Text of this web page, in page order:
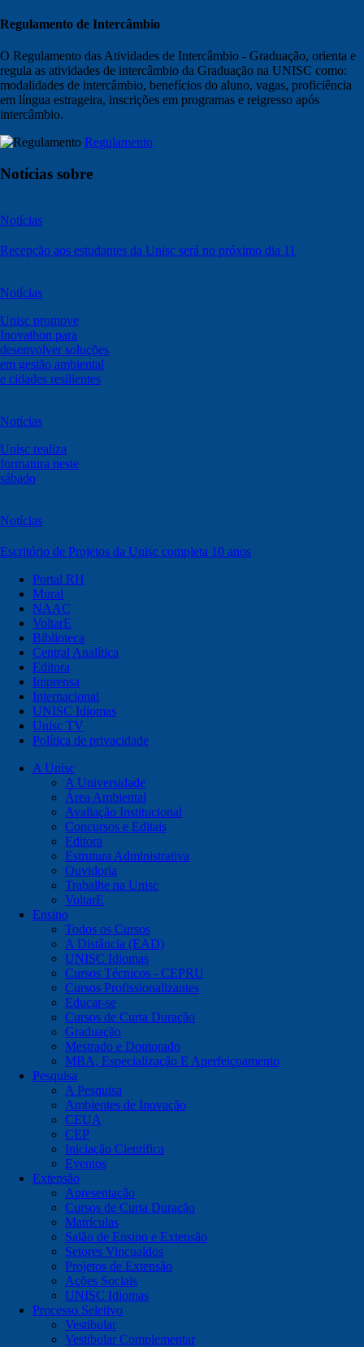
Regulamento de Intercâmbio
O Regulamento das Atividades de Intercâmbio - Graduação, orienta e
regula as atividades de intercâmbio da Graduação na UNISC como:
modalidades de intercâmbio, benefícios do aluno, vagas, proficiência
em língua estrageira, inscrições em programas e reigresso após
intercâmbio.
Regulamento
Notícias sobre
Notícias
Recepção aos estudantes da Unisc será no próximo dia 11
Notícias
Unisc promove
Inovathon para
desenvolver soluções
em gestão ambiental
e cidades resilientes
Notícias
Unisc realiza
formatura neste
sábado
Notícias
Escritório de Projetos da Unisc completa 10 anos
Portal RH
Mural
NAAC
VoltarE
Biblioteca
Central Analítica
Editora
Imprensa
Internacional
UNISC Idiomas
Unisc TV
Política de privacidade
A Unisc
A Universidade
Área Ambiental
Avaliação Institucional
Concursos e Editais
Editora
Estrutura Administrativa
Ouvidoria
Trabalhe na Unisc
VoltarE
Ensino
Todos os Cursos
A Distância (EAD)
UNISC Idiomas
Cursos Técnicos - CEPRU
Cursos Profissionalizantes
Educar-se
Cursos de Curta Duração
Graduação
Mestrado e Doutorado
MBA, Especialização E Aperfeiçoamento
Pesquisa
A Pesquisa
Ambientes de Inovação
CEUA
CEP
Iniciação Científica
Eventos
Extensão
Apresentação
Cursos de Curta Duração
Matrículas
Salão de Ensino e Extensão
Setores Vincualdos
Projetos de Extensão
Ações Sociais
UNISC Idiomas
Processo Seletivo
Vestibular
Vestibular Complementar